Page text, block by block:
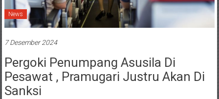
News
7 Desember 2024
Pergoki Penumpang Asusila Di
Pesawat , Pramugari Justru Akan Di
Sanksi